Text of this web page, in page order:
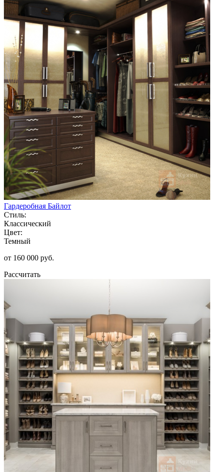
Гардеробная Байлот
Стиль:
Классический
Цвет:
Темный
от 160 000 руб.
Рассчитать